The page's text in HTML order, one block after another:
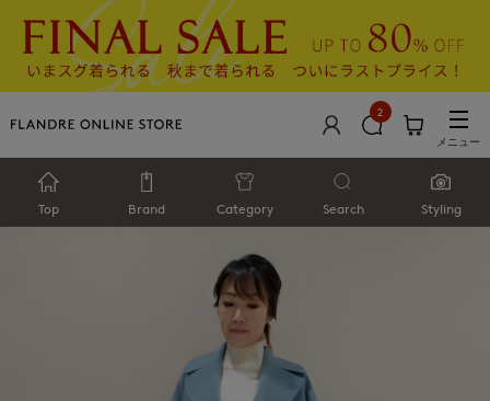
2
メニュー
Top Brand Category Search Styling